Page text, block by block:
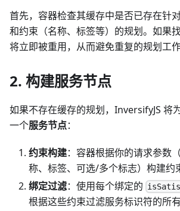
首先，容器检查其缓存中是否已存在针
和约束（名称、标签等）的规划。如果
将立即被重用，从而避免重复的规划工作
2. 构建服务节点
如果不存在缓存的规划，InversifyJS 将
一个服务节点：
约束构建：容器根据你的请求参数
称、标签、可选/多个标志）构建约
绑定过滤：使用每个绑定的
根据这些约束过滤服务标识符的所有